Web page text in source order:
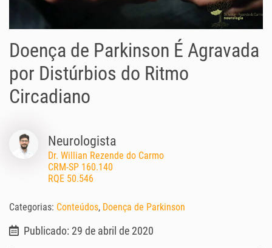
Doença de Parkinson É Agravada
por Distúrbios do Ritmo
Circadiano
Neurologista
Dr. Willian Rezende do Carmo
CRM-SP 160.140
RQE 50.546
Categorias: Conteúdos, Doença de Parkinson
Publicado: 29 de abril de 2020